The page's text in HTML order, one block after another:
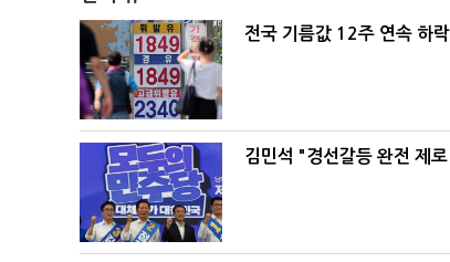
전국 기름값 12주 연속 하
김민석 "경선갈등 완전 제